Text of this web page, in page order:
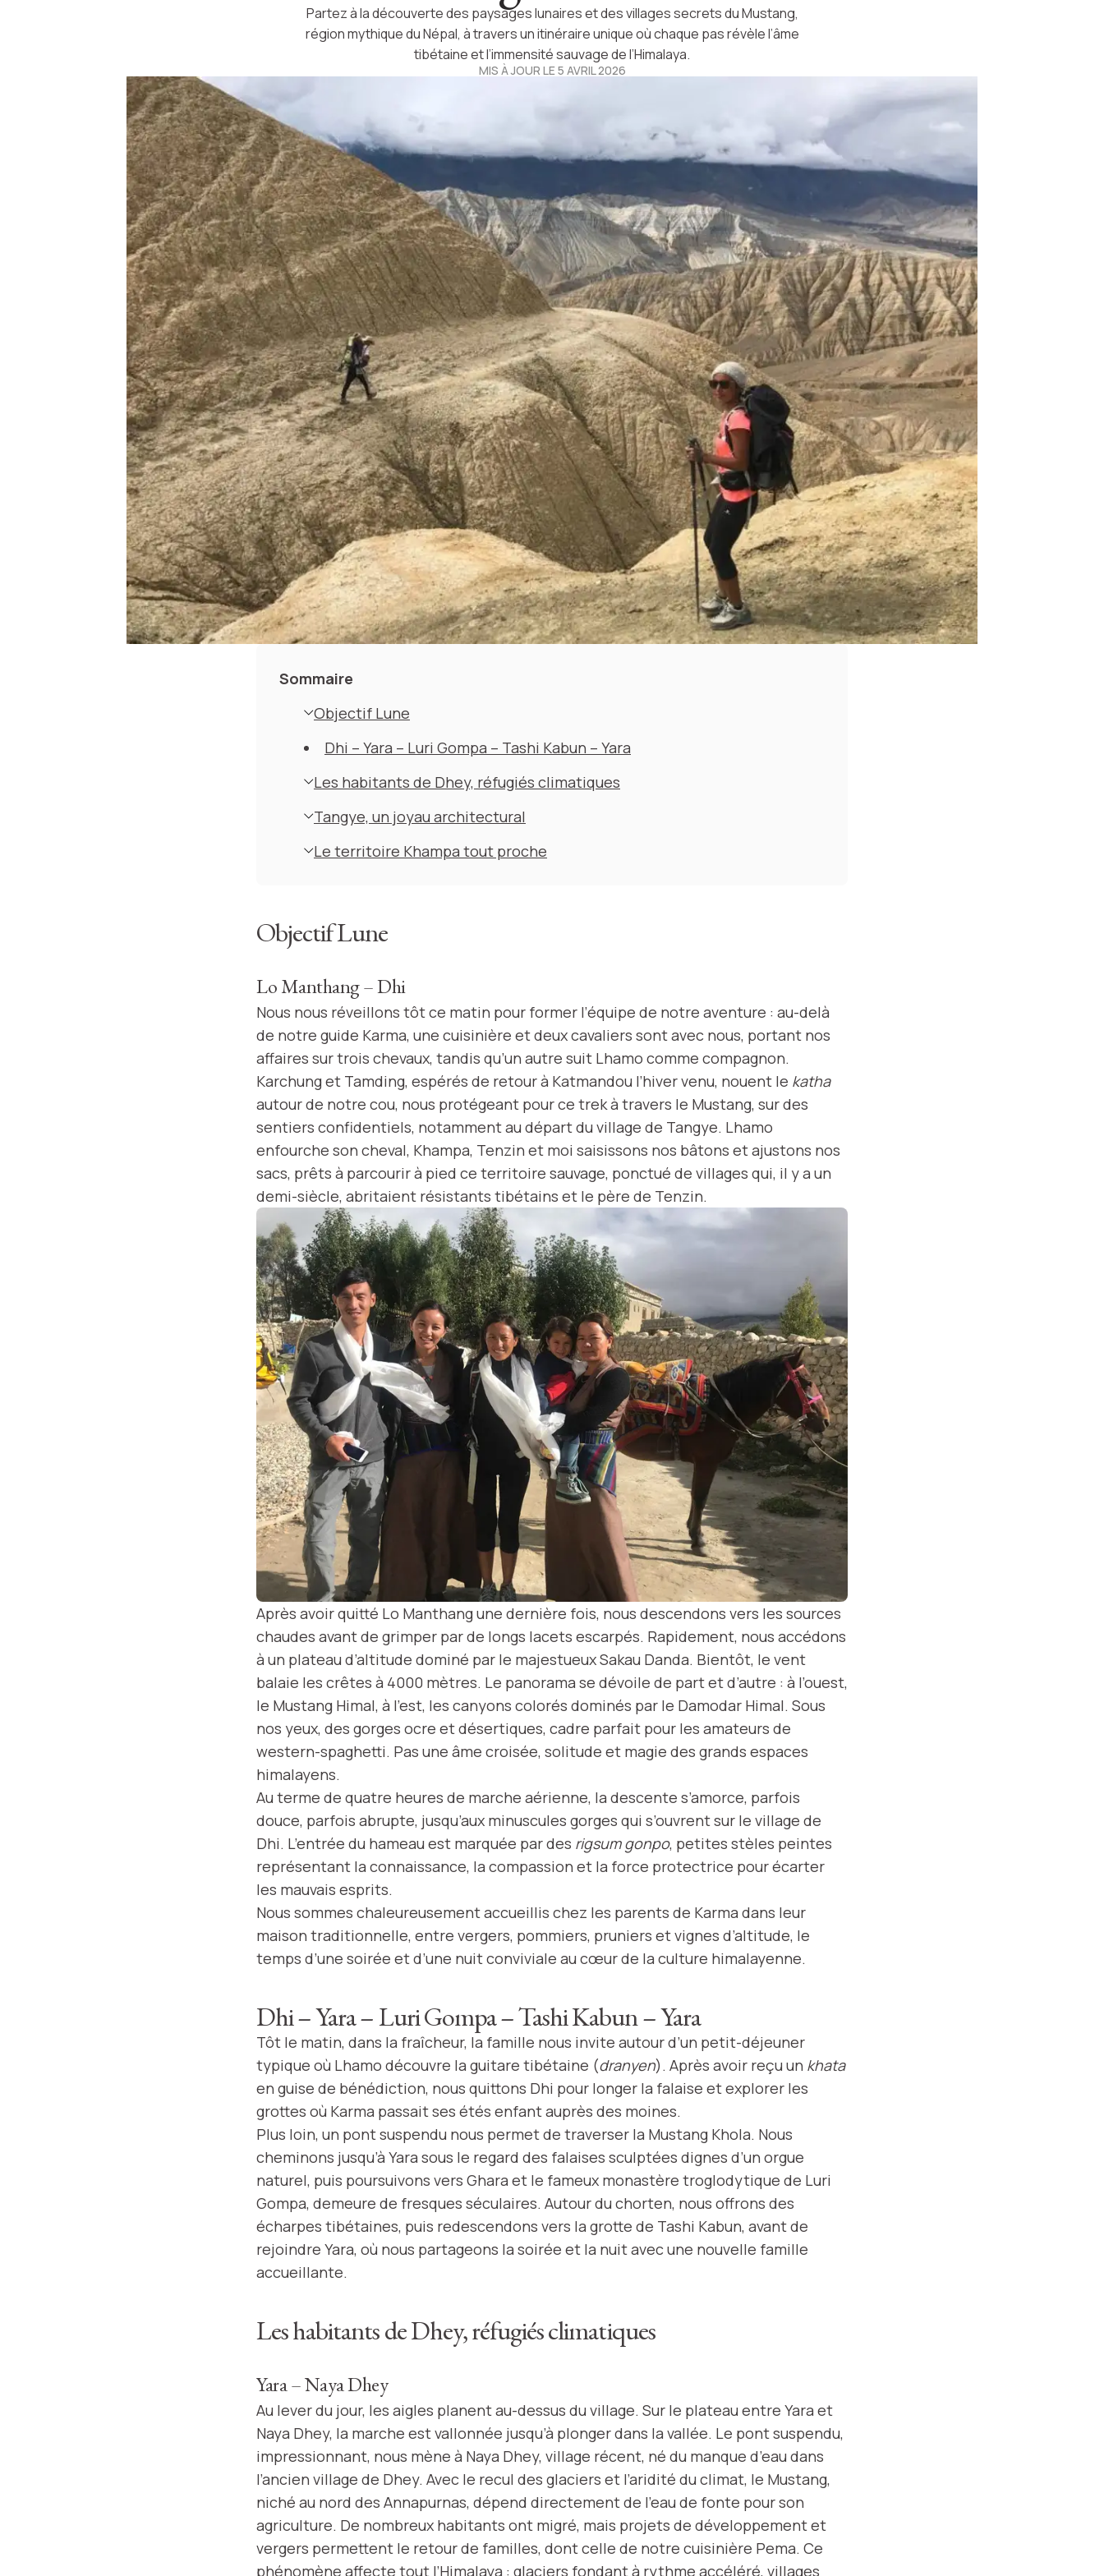
Partez à la découverte des paysages lunaires et des villages secrets du Mustang,
région mythique du Népal, à travers un itinéraire unique où chaque pas révèle l’âme
tibétaine et l’immensité sauvage de l’Himalaya.
MIS À JOUR LE 5 AVRIL 2026
Sommaire
Objectif Lune
Dhi – Yara – Luri Gompa – Tashi Kabun – Yara
Les habitants de Dhey, réfugiés climatiques
Tangye, un joyau architectural
Le territoire Khampa tout proche
Objectif Lune
Lo Manthang – Dhi
Nous nous réveillons tôt ce matin pour former l’équipe de notre aventure : au-delà
de notre guide Karma, une cuisinière et deux cavaliers sont avec nous, portant nos
affaires sur trois chevaux, tandis qu’un autre suit Lhamo comme compagnon.
Karchung et Tamding, espérés de retour à Katmandou l’hiver venu, nouent le katha
autour de notre cou, nous protégeant pour ce trek à travers le Mustang, sur des
sentiers confidentiels, notamment au départ du village de Tangye. Lhamo
enfourche son cheval, Khampa, Tenzin et moi saisissons nos bâtons et ajustons nos
sacs, prêts à parcourir à pied ce territoire sauvage, ponctué de villages qui, il y a un
demi-siècle, abritaient résistants tibétains et le père de Tenzin.
Après avoir quitté Lo Manthang une dernière fois, nous descendons vers les sources
chaudes avant de grimper par de longs lacets escarpés. Rapidement, nous accédons
à un plateau d’altitude dominé par le majestueux Sakau Danda. Bientôt, le vent
balaie les crêtes à 4000 mètres. Le panorama se dévoile de part et d’autre : à l’ouest,
le Mustang Himal, à l’est, les canyons colorés dominés par le Damodar Himal. Sous
nos yeux, des gorges ocre et désertiques, cadre parfait pour les amateurs de
western-spaghetti. Pas une âme croisée, solitude et magie des grands espaces
himalayens.
Au terme de quatre heures de marche aérienne, la descente s’amorce, parfois
douce, parfois abrupte, jusqu’aux minuscules gorges qui s’ouvrent sur le village de
Dhi. L’entrée du hameau est marquée par des rigsum gonpo, petites stèles peintes
représentant la connaissance, la compassion et la force protectrice pour écarter
les mauvais esprits.
Nous sommes chaleureusement accueillis chez les parents de Karma dans leur
maison traditionnelle, entre vergers, pommiers, pruniers et vignes d’altitude, le
temps d’une soirée et d’une nuit conviviale au cœur de la culture himalayenne.
Dhi – Yara – Luri Gompa – Tashi Kabun – Yara
Tôt le matin, dans la fraîcheur, la famille nous invite autour d’un petit-déjeuner
typique où Lhamo découvre la guitare tibétaine (dranyen). Après avoir reçu un khata
en guise de bénédiction, nous quittons Dhi pour longer la falaise et explorer les
grottes où Karma passait ses étés enfant auprès des moines.
Plus loin, un pont suspendu nous permet de traverser la Mustang Khola. Nous
cheminons jusqu’à Yara sous le regard des falaises sculptées dignes d’un orgue
naturel, puis poursuivons vers Ghara et le fameux monastère troglodytique de Luri
Gompa, demeure de fresques séculaires. Autour du chorten, nous offrons des
écharpes tibétaines, puis redescendons vers la grotte de Tashi Kabun, avant de
rejoindre Yara, où nous partageons la soirée et la nuit avec une nouvelle famille
accueillante.
Les habitants de Dhey, réfugiés climatiques
Yara – Naya Dhey
Au lever du jour, les aigles planent au-dessus du village. Sur le plateau entre Yara et
Naya Dhey, la marche est vallonnée jusqu’à plonger dans la vallée. Le pont suspendu,
impressionnant, nous mène à Naya Dhey, village récent, né du manque d’eau dans
l’ancien village de Dhey. Avec le recul des glaciers et l’aridité du climat, le Mustang,
niché au nord des Annapurnas, dépend directement de l’eau de fonte pour son
agriculture. De nombreux habitants ont migré, mais projets de développement et
vergers permettent le retour de familles, dont celle de notre cuisinière Pema. Ce
phénomène affecte tout l’Himalaya : glaciers fondant à rythme accéléré, villages